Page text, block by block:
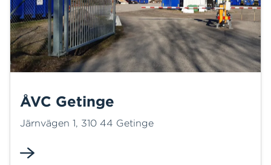
ÅVC Getinge
Järnvägen 1, 310 44 Getinge